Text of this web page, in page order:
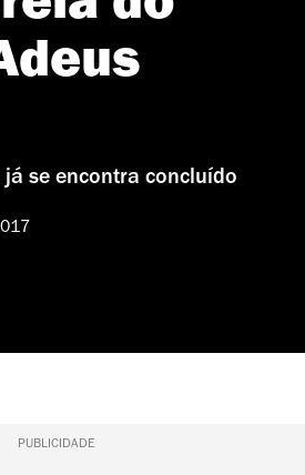
já se encontra concluído
PUBLICIDADE